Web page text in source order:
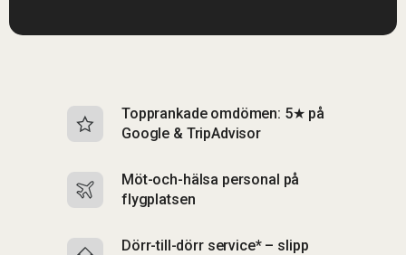
Topprankade omdömen: 5★ på
Google & TripAdvisor
Möt-och-hälsa personal på
flygplatsen
Dörr-till-dörr service* – slipp